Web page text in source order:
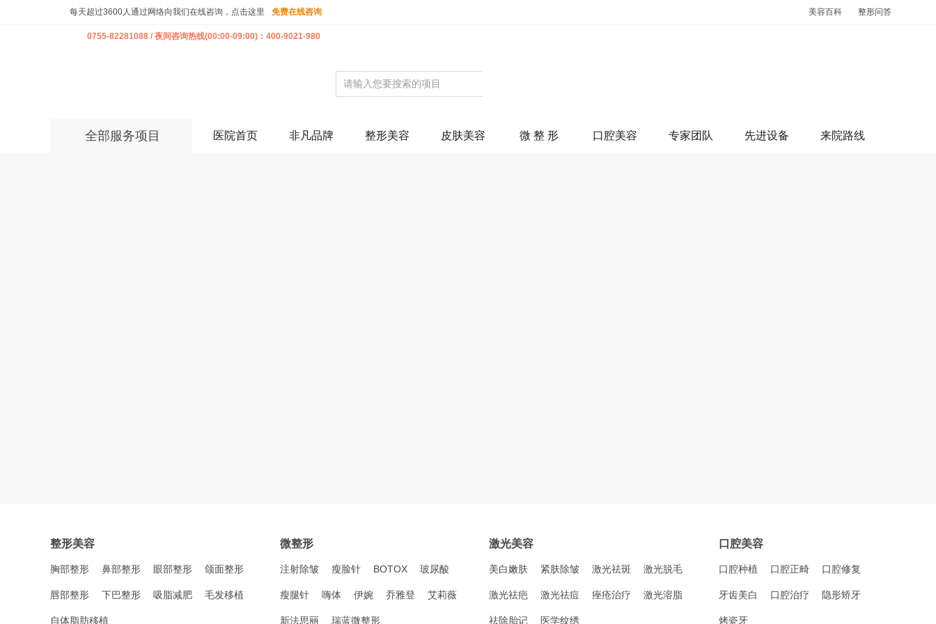
每天超过3600人通过网络向我们在线咨询，点击这里 免费在线咨询
0755-82281088 / 夜间咨询热线(00:00-09:00)：400-9021-980
美容百科 整形问答
全部服务项目 医院首页 非凡品牌 整形美容 皮肤美容 微 整 形 口腔美容 专家团队 先进设备 来院路线
整形美容
胸部整形 鼻部整形 眼部整形 颌面整形
唇部整形 下巴整形 吸脂减肥 毛发移植
自体脂肪移植
微整形
注射除皱 瘦脸针 BOTOX 玻尿酸
瘦腿针 嗨体 伊婉 乔雅登 艾莉薇
新法思丽 瑞蓝微整形
激光美容
美白嫩肤 紧肤除皱 激光祛斑 激光脱毛
激光祛疤 激光祛痘 痤疮治疗 激光溶脂
祛除胎记 医学纹绣
口腔美容
口腔种植 口腔正畸 口腔修复
牙齿美白 口腔治疗 隐形矫牙
烤瓷牙